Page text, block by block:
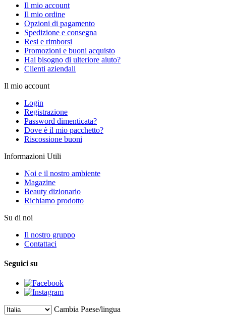
Il mio account
Il mio ordine
Opzioni di pagamento
Spedizione e consegna
Resi e rimborsi
Promozioni e buoni acquisto
Hai bisogno di ulteriore aiuto?
Clienti aziendali
Il mio account
Login
Registrazione
Password dimenticata?
Dove è il mio pacchetto?
Riscossione buoni
Informazioni Utili
Noi e il nostro ambiente
Magazine
Beauty dizionario
Richiamo prodotto
Su di noi
Il nostro gruppo
Contattaci
Seguici su
Cambia Paese/lingua